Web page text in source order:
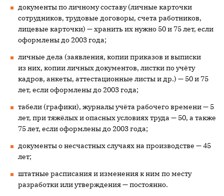
документы по личному составу (личные карточки
сотрудников, трудовые договоры, счета работников,
лицевые карточки) — хранить их нужно 50 и 75 лет, если
оформлены до 2003 года;
личные дела (заявления, копии приказов и выписки
из них, копии личных документов, листки по учёту
кадров, анкеты, аттестационные листы и др.) — 50 и 75
лет, если оформлены до 2003 года;
табели (графики), журналы учёта рабочего времени — 5
лет, при тяжёлых и опасных условиях труда — 50, а также
75 лет, если оформлены до 2003 года;
документы о несчастных случаях на производстве — 45
лет;
штатные расписания и изменения к ним по месту
разработки или утверждения — постоянно.